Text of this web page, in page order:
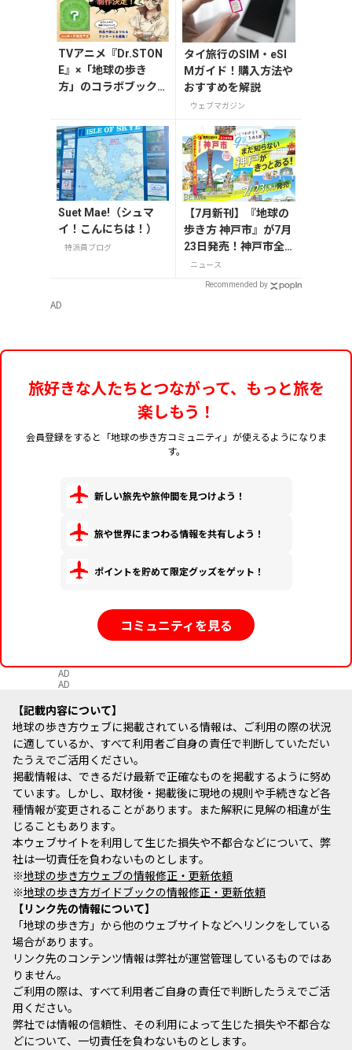
TVアニメ『Dr.STON
E』×「地球の歩き
方」のコラボブック
を開始
タイ旅行のSIM・eSI
Mガイド！購入方法や
おすすめを解説
ウェブマガジン
Suet Mae!（シュマ
イ！こんにちは！）
特派員ブログ
【7月新刊】『地球の
歩き方 神戸市』が7月
23日発売！神戸市全9
区を網羅した、KOBE
愛あふれる一冊
ニュース
Recommended by
AD
旅好きな人たちとつながって、もっと旅を
楽しもう！
会員登録をすると「地球の歩き方コミュニティ」が使えるようになりま
す。
新しい旅先や旅仲間を見つけよう！
旅や世界にまつわる情報を共有しよう！
ポイントを貯めて限定グッズをゲット！
コミュニティを見る
AD
AD
記載内容について
地球の歩き方ウェブに掲載されている情報は、ご利用の際の状況
に適しているか、すべて利用者ご自身の責任で判断していただい
たうえでご活用ください。
掲載情報は、できるだけ最新で正確なものを掲載するように努め
ています。しかし、取材後・掲載後に現地の規則や手続きなど各
種情報が変更されることがあります。また解釈に見解の相違が生
じることもあります。
本ウェブサイトを利用して生じた損失や不都合などについて、弊
社は一切責任を負わないものとします。
※地球の歩き方ウェブの情報修正・更新依頼
※地球の歩き方ガイドブックの情報修正・更新依頼
リンク先の情報について
「地球の歩き方」から他のウェブサイトなどへリンクをしている
場合があります。
リンク先のコンテンツ情報は弊社が運営管理しているものではあ
りません。
ご利用の際は、すべて利用者ご自身の責任で判断したうえでご活
用ください。
弊社では情報の信頼性、その利用によって生じた損失や不都合な
どについて、一切責任を負わないものとします。